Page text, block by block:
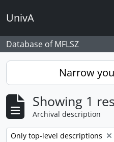
UnivA
Database of MFLSZ
Narrow
Showing 1
Archival description
Remove filter:
Only top-level descriptions